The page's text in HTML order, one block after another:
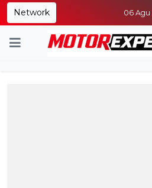
Network 06 Agu